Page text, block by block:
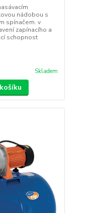
nádobou s
spínačem. v
zapínacího a
schopnost
Skladem